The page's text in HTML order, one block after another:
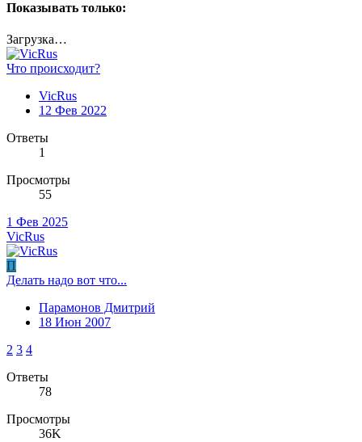
Показывать только:
Загрузка…
Что происходит?
VicRus
12 Фев 2022
Ответы
1
Просмотры
55
1 Фев 2025
VicRus
П
Делать надо вот что...
Парамонов Дмитрий
18 Июн 2007
2 3 4
Ответы
78
Просмотры
36K